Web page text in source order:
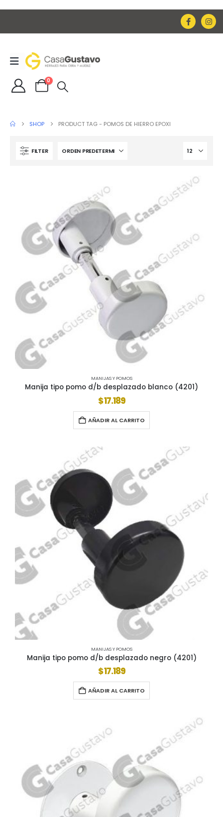
0
SHOP PRODUCT TAG - POMOS DE HIERRO EPOXI
FILTER
MANIJAS Y POMOS
Manija tipo pomo d/b desplazado blanco (4201)
$17.189
AÑADIR AL CARRITO
MANIJAS Y POMOS
Manija tipo pomo d/b desplazado negro (4201)
$17.189
AÑADIR AL CARRITO